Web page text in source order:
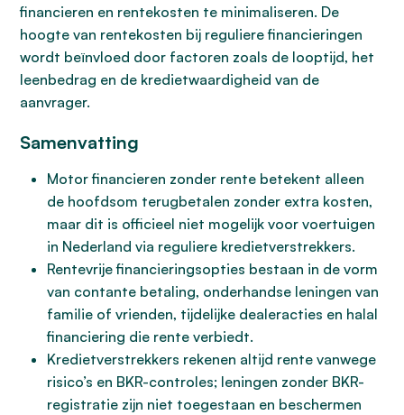
financieren en rentekosten te minimaliseren. De
hoogte van rentekosten bij reguliere financieringen
wordt beïnvloed door factoren zoals de looptijd, het
leenbedrag en de kredietwaardigheid van de
aanvrager.
Samenvatting
Motor financieren zonder rente betekent alleen
de hoofdsom terugbetalen zonder extra kosten,
maar dit is officieel niet mogelijk voor voertuigen
in Nederland via reguliere kredietverstrekkers.
Rentevrije financieringsopties bestaan in de vorm
van contante betaling, onderhandse leningen van
familie of vrienden, tijdelijke dealeracties en halal
financiering die rente verbiedt.
Kredietverstrekkers rekenen altijd rente vanwege
risico’s en BKR-controles; leningen zonder BKR-
registratie zijn niet toegestaan en beschermen